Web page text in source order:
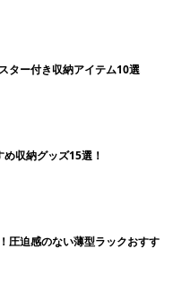
ター付き収納アイテム10選
収納グッズ15選！
圧迫感のない薄型ラックおすす